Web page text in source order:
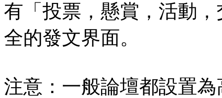
有「投票，懸賞，活動
全的發文界面。
注意：一般論壇都設置